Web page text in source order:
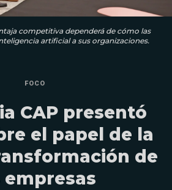
competitiva dependerá de cómo las
artificial a sus organizaciones.
FOCO
CAP presentó
el papel de la
de
empresas